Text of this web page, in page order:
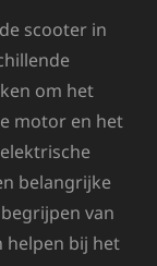
scooter in
om het
motor en het
belangrijke
van
helpen bij het